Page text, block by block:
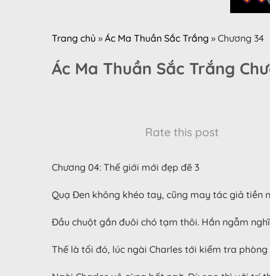
Trang chủ » Ác Ma Thuần Sắc Trắng » Chương 34
Ác Ma Thuần Sắc Trắng
Rate this post
Chương 04: Thế giới mới đẹp đẽ 3
Quạ Đen không khéo tay, cũng may tác giả tiền
Đầu chuột gắn đuôi chó tạm thôi. Hắn ngẫm
Thế là tối đó, lúc ngài Charles tới kiểm tra